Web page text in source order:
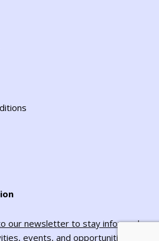
our newsletter to stay informed
events, and opportunities